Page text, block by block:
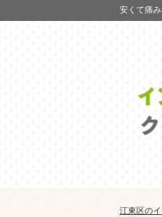
安くて痛
江東区の